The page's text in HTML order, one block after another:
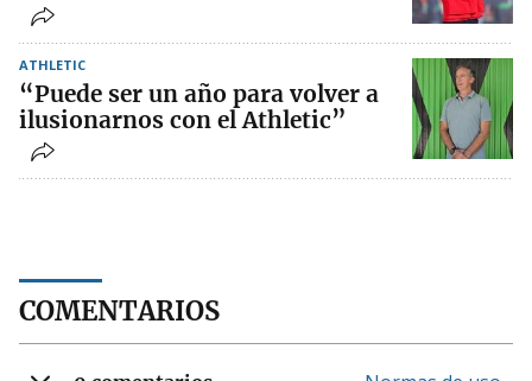
ATHLETIC
“Puede ser un año para volver a
ilusionarnos con el Athletic”
COMENTARIOS